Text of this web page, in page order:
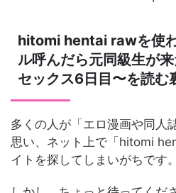
hitomi hentai rawを使
ル呼んだら元同級生が
セックス6日目〜を読む
多くの人が「エロ漫画や同人
思い、ネット上で「hitomi
イトを探してしまいがちです。